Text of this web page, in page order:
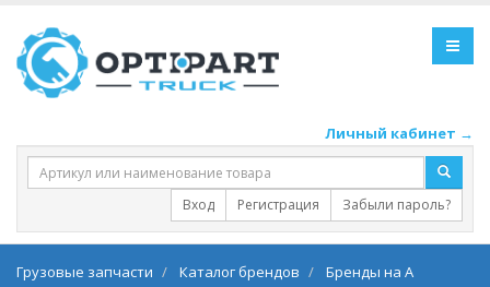
Личный кабинет →
Вход Регистрация Забыли пароль?
Грузовые запчасти Каталог брендов
Бренды на A